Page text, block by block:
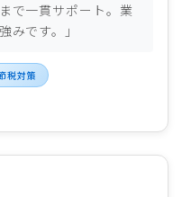
で一貫サポート。業
みです。」
税対策